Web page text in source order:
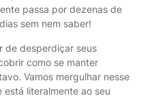
passa por dezenas de
sem nem saber!
de desperdiçar seus
como se manter
Vamos mergulhar nesse
literalmente ao seu